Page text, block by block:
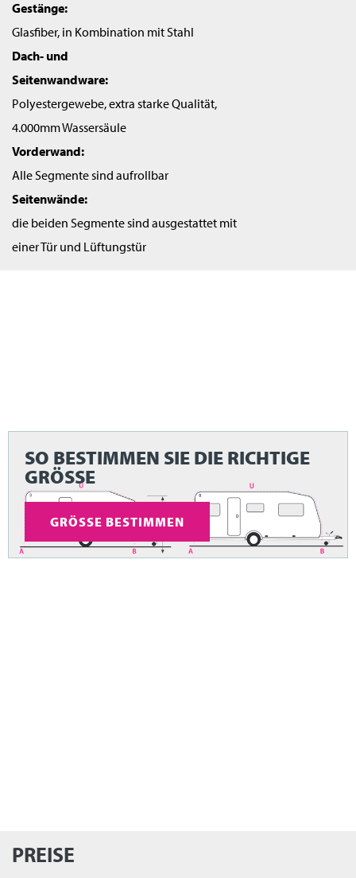
Gestänge:
Glasfiber, in Kombination mit Stahl
Dach- und
Seitenwandware:
Polyestergewebe, extra starke Qualität,
4.000mm Wassersäule
Vorderwand:
Alle Segmente sind aufrollbar
Seitenwände:
die beiden Segmente sind ausgestattet mit
einer Tür und Lüftungstür
SO BESTIMMEN SIE DIE RICHTIGE
GRÖSSE
GRÖSSE BESTIMMEN
PREISE